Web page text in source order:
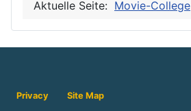
Aktuelle Seite: Movie-College
Privacy Site Map